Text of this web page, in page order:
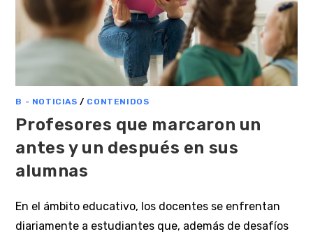
B - NOTICIAS / CONTENIDOS
Profesores que marcaron un
antes y un después en sus
alumnas
En el ámbito educativo, los docentes se enfrentan
diariamente a estudiantes que, además de desafíos